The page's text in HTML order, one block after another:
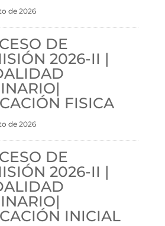
de 2026
DE
2026-II |
FISICA
de 2026
DE
2026-II |
INICIAL